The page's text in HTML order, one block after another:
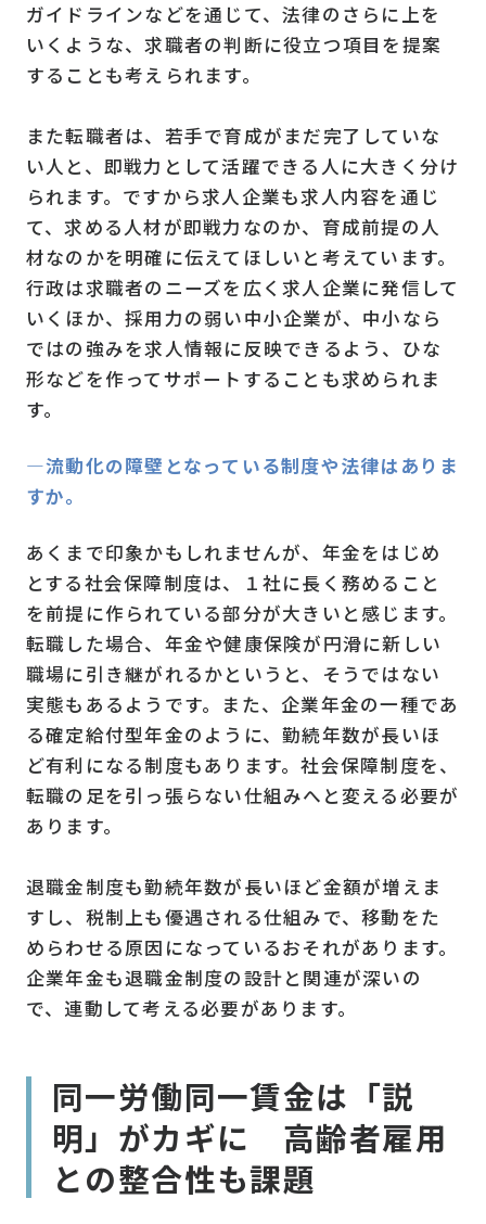
ガイドラインなどを通じて、法律のさらに上を
いくような、求職者の判断に役立つ項目を提案
することも考えられます。
また転職者は、若手で育成がまだ完了していな
い人と、即戦力として活躍できる人に大きく分け
られます。ですから求人企業も求人内容を通じ
て、求める人材が即戦力なのか、育成前提の人
材なのかを明確に伝えてほしいと考えています。
行政は求職者のニーズを広く求人企業に発信して
いくほか、採用力の弱い中小企業が、中小なら
ではの強みを求人情報に反映できるよう、ひな
形などを作ってサポートすることも求められま
す。
―流動化の障壁となっている制度や法律はありま
すか。
あくまで印象かもしれませんが、年金をはじめ
とする社会保障制度は、１社に長く務めること
を前提に作られている部分が大きいと感じます。
転職した場合、年金や健康保険が円滑に新しい
職場に引き継がれるかというと、そうではない
実態もあるようです。また、企業年金の一種であ
る確定給付型年金のように、勤続年数が長いほ
ど有利になる制度もあります。社会保障制度を、
転職の足を引っ張らない仕組みへと変える必要が
あります。
退職金制度も勤続年数が長いほど金額が増えま
すし、税制上も優遇される仕組みで、移動をた
めらわせる原因になっているおそれがあります。
企業年金も退職金制度の設計と関連が深いの
で、連動して考える必要があります。
同一労働同一賃金は「説
明」がカギに 高齢者雇用
との整合性も課題